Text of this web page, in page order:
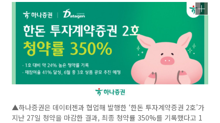
▲하나증권은 데이터젠과 협업해 발행한 ‘한돈 투자계약증권 2호’가
지난 27일 청약을 마감한 결과, 최종 청약률 350%를 기록했다고 1